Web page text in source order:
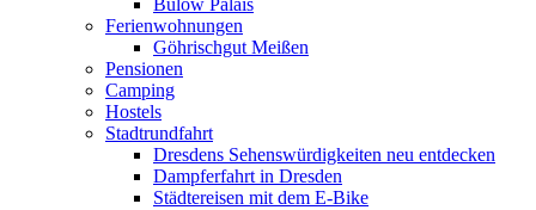
Bülow Palais
Ferienwohnungen
Göhrischgut Meißen
Pensionen
Camping
Hostels
Stadtrundfahrt
Dresdens Sehenswürdigkeiten neu entdecken
Dampferfahrt in Dresden
Städtereisen mit dem E-Bike